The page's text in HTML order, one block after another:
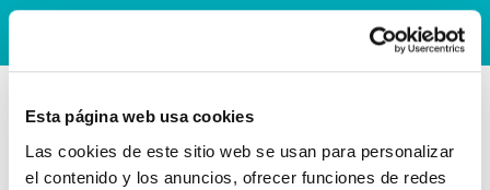
Esta página web usa cookies
Las cookies de este sitio web se usan para personalizar
el contenido y los anuncios, ofrecer funciones de redes